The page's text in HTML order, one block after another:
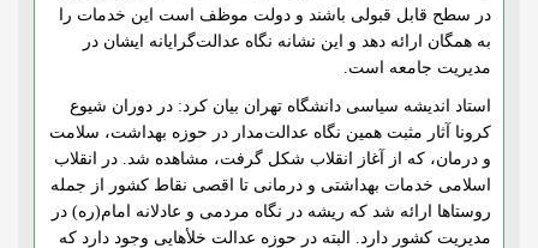
در سطح قابل قبولی باشند و دولت موظف است این خدمات را
به همگان ارائه دهد و این نشانه نگاه عدالت‌گرایانه ایشان در
مدیریت جامعه است.
استاد اندیشه سیاسی دانشگاه تهران بیان کرد: در دوران شیوع
کرونا آثار مثبت همین نگاه عدالت‌مدار در حوزه بهداشت، سلامت
و درمان، ‌که از آغاز انقلاب شکل گرفت، مشاهده شد. در انقلاب
اسلامی خدمات بهداشتی و درمانی تا اقصی نقاط کشور از جمله
روستاها ارائه شد که ریشه در نگاه مردمی و عادلانه امام(ره) در
مدیریت کشور دارد. البته در حوزه عدالت خلأهایی وجود دارد که